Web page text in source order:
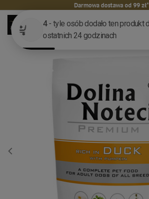
Darmowa dostawa od 99 zł*